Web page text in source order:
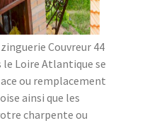
Couvreur 44
le Loire Atlantique se
ou remplacement
ainsi que les
charpente ou